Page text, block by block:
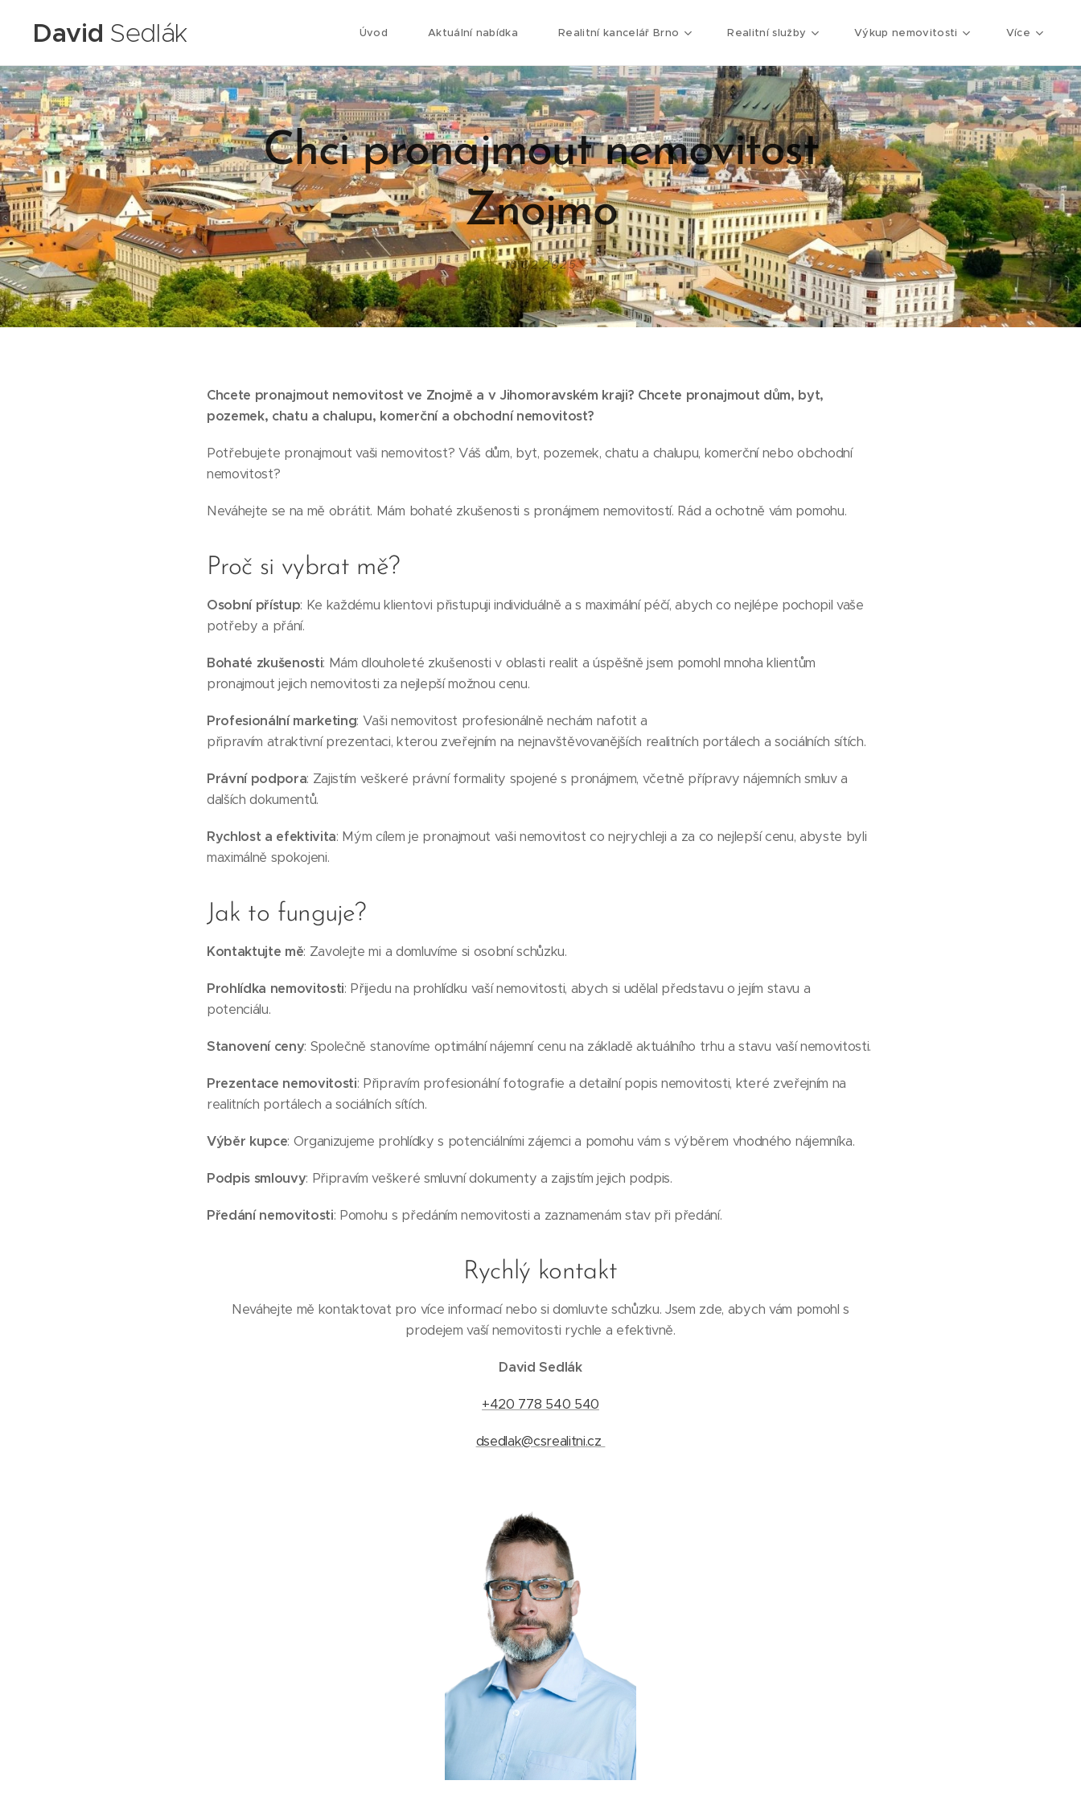
David Sedlák Úvod Aktuální nabídka Realitní kancelář Brno Realitní služby Výkup nemovitosti Více
Chci pronajmout nemovitost
Znojmo
16.02.2025
Chcete pronajmout nemovitost ve Znojmě a v Jihomoravském kraji? Chcete pronajmout dům, byt,
pozemek, chatu a chalupu, komerční a obchodní nemovitost?
Potřebujete pronajmout vaši nemovitost? Váš dům, byt, pozemek, chatu a chalupu, komerční nebo obchodní
nemovitost?
Neváhejte se na mě obrátit. Mám bohaté zkušenosti s pronájmem nemovitostí. Rád a ochotně vám pomohu.
Proč si vybrat mě?
Osobní přístup: Ke každému klientovi přistupuji individuálně a s maximální péčí, abych co nejlépe pochopil vaše
potřeby a přání.
Bohaté zkušenosti: Mám dlouholeté zkušenosti v oblasti realit a úspěšně jsem pomohl mnoha klientům
pronajmout jejich nemovitosti za nejlepší možnou cenu.
Profesionální marketing: Vaši nemovitost profesionálně nechám nafotit a
připravím atraktivní prezentaci, kterou zveřejním na nejnavštěvovanějších realitních portálech a sociálních sítích.
Právní podpora: Zajistím veškeré právní formality spojené s pronájmem, včetně přípravy nájemních smluv a
dalších dokumentů.
Rychlost a efektivita: Mým cílem je pronajmout vaši nemovitost co nejrychleji a za co nejlepší cenu, abyste byli
maximálně spokojeni.
Jak to funguje?
Kontaktujte mě: Zavolejte mi a domluvíme si osobní schůzku.
Prohlídka nemovitosti: Přijedu na prohlídku vaší nemovitosti, abych si udělal představu o jejím stavu a
potenciálu.
Stanovení ceny: Společně stanovíme optimální nájemní cenu na základě aktuálního trhu a stavu vaší nemovitosti.
Prezentace nemovitosti: Připravím profesionální fotografie a detailní popis nemovitosti, které zveřejním na
realitních portálech a sociálních sítích.
Výběr kupce: Organizujeme prohlídky s potenciálními zájemci a pomohu vám s výběrem vhodného nájemníka.
Podpis smlouvy: Připravím veškeré smluvní dokumenty a zajistím jejich podpis.
Předání nemovitosti: Pomohu s předáním nemovitosti a zaznamenám stav při předání.
Rychlý kontakt
Neváhejte mě kontaktovat pro více informací nebo si domluvte schůzku. Jsem zde, abych vám pomohl s
prodejem vaší nemovitosti rychle a efektivně.
David Sedlák
+420 778 540 540
dsedlak@csrealitni.cz